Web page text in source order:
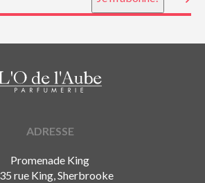
ADRESSE
Promenade King
rue King, Sherbrooke